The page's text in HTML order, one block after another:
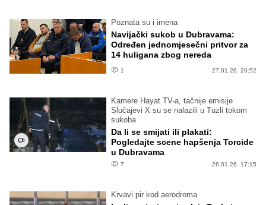
Poznata su i imena
Navijački sukob u Dubravama:
Određen jednomjesečni pritvor za
14 huligana zbog nereda
1 27.01.26. 20:52
Kamere Hayat TV-a, tačnije emisije
Slučajevi X su se nalazili u Tuzli tokom
sukoba
Da li se smijati ili plakati:
Pogledajte scene hapšenja Torcide
u Dubravama
7 26.01.26. 17:15
Krvavi pir kod aerodroma